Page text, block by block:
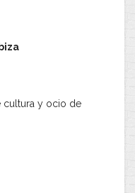
cultura y ocio de